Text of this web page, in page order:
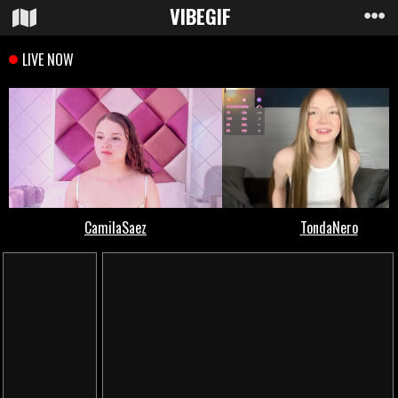
VIBEGIF